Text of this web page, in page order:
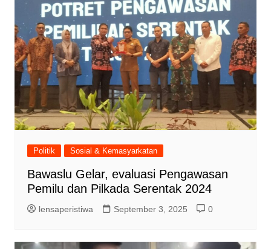
Politik Sosial & Kemasyarkatan
Bawaslu Gelar, evaluasi Pengawasan
Pemilu dan Pilkada Serentak 2024
lensaperistiwa September 3, 2025 0